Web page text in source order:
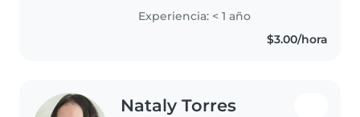
tengo experiencia previa, estoy
emocionada de cuidar a niños de
todas las edades, incluyendo..
Experiencia: < 1 año
$3.00/hora
Nataly Torres